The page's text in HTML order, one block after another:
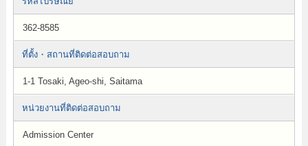
362-8585
ที่ตั้ง・สถานที่ติดต่อสอบถาม
1-1 Tosaki, Ageo-shi, Saitama
หน่วยงานที่ติดต่อสอบถาม
Admission Center